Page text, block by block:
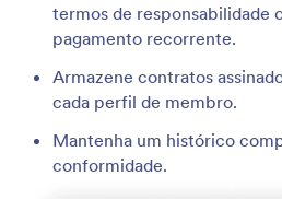
termos de responsabilidade
pagamento recorrente.
Armazene contratos
cada perfil de membro.
Mantenha um histórico
conformidade.